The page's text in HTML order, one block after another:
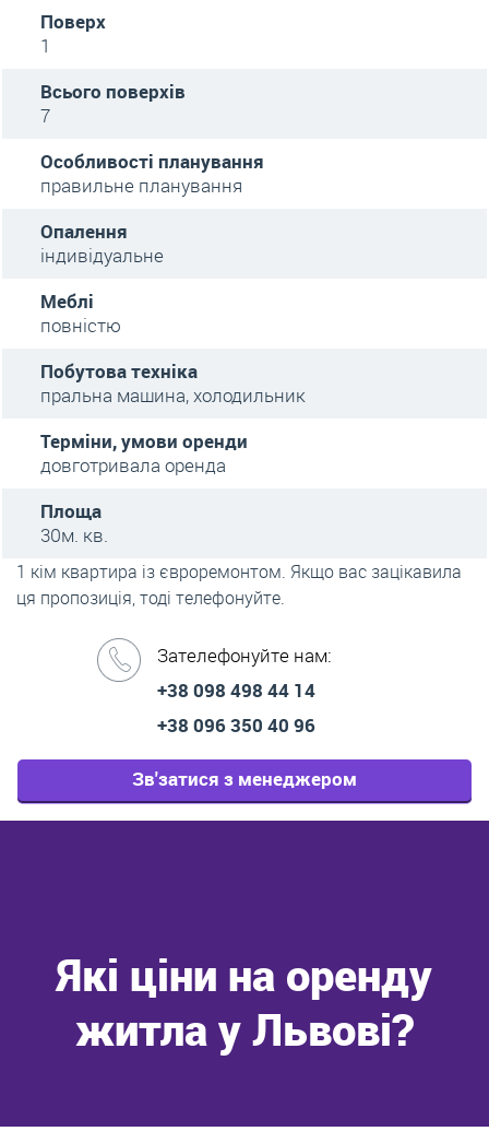
Поверх
1
Всього поверхів
7
Особливості планування
правильне планування
Опалення
індивідуальне
Меблі
повністю
Побутова техніка
пральна машина, холодильник
Терміни, умови оренди
довготривала оренда
Площа
30м. кв.
1 кім квартира із євроремонтом. Якщо вас зацікавила
ця пропозиція, тоді телефонуйте.
Зателефонуйте нам:
+38 098 498 44 14
+38 096 350 40 96
Зв'затися з менеджером
Які ціни на оренду
житла у Львові?